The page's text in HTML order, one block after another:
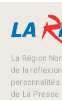
La Région
de la
de La Presse